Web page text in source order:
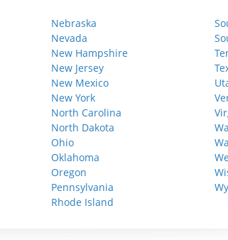
Nebraska
Nevada
New Hampshire
New Jersey
New Mexico
New York
North Carolina
North Dakota
Ohio
Oklahoma
Oregon
Pennsylvania
Rhode Island